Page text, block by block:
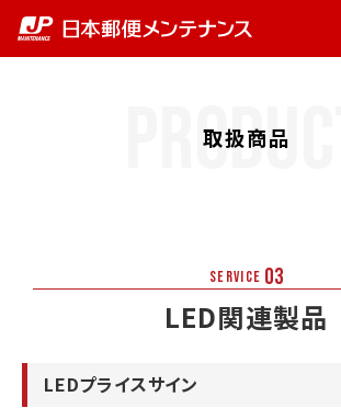
PRODUCT
取扱商品
03
LED関連製品
LEDプライスサイン